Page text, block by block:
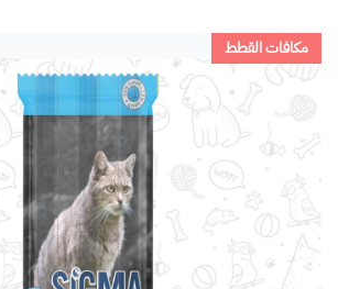
مكافات القطط